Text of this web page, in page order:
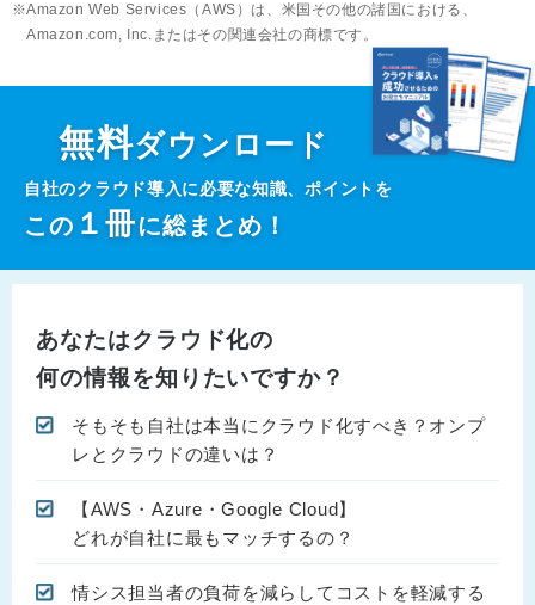
Amazon Web Services（AWS）は、米国その他の諸国における、
Amazon.com, Inc.またはその関連会社の商標です。
無料ダウンロード
自社のクラウド導入に必要な知識、ポイントを
この １冊に総まとめ！
あなたはクラウド化の
何の情報を知りたいですか？
そもそも自社は本当にクラウド化すべき？オンプ
レとクラウドの違いは？
【AWS・Azure・Google Cloud】
どれが自社に最もマッチするの？
情シス担当者の負荷を減らしてコストを軽減する